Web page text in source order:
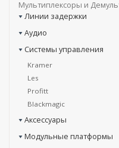
Мультиплексоры и
Линии задержки
Аудио
Системы управления
Kramer
Les
Profitt
Blackmagic
Аксессуары
Модульные платформы